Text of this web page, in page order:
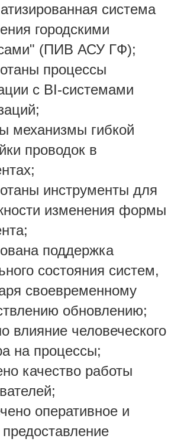
система
городскими
(ПИВ АСУ ГФ);
процессы
с BI-системами
механизмы гибкой
проводок в
инструменты для
изменения формы
поддержка
состояния систем,
своевременному
обновлению;
влияние человеческого
на процессы;
качество работы
оперативное и